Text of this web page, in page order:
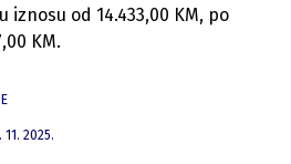
iznosu od 14.433,00 KM, po
KM.
2025.